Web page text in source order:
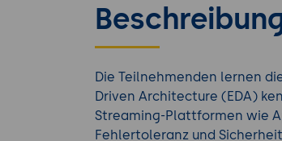
Die Teilnehmenden lernen
Driven Architecture (EDA)
Streaming-Plattformen wie
Fehlertoleranz und